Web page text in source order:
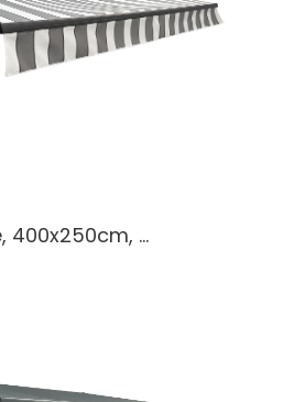
400x250cm, ...